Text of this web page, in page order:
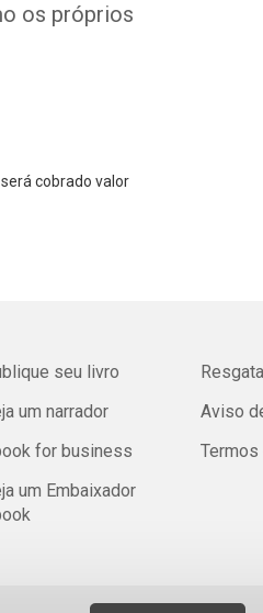
os próprios
cobrado valor
seu livro
um narrador
for business
um Embaixador
Aviso
Termos